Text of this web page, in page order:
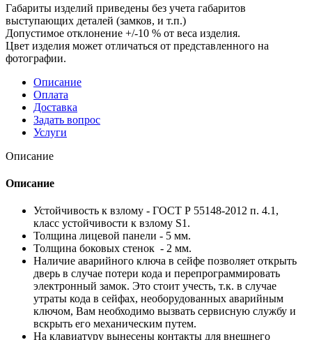
Габариты изделий приведены без учета габаритов
выступающих деталей (замков, и т.п.)
Допустимое отклонение +/-10 % от веса изделия.
Цвет изделия может отличаться от представленного на
фотографии.
Описание
Оплата
Доставка
Задать вопрос
Услуги
Описание
Описание
Устойчивость к взлому - ГОСТ Р 55148-2012 п. 4.1,
класс устойчивости к взлому S1.
Толщина лицевой панели - 5 мм.
Толщина боковых стенок - 2 мм.
Наличие аварийного ключа в сейфе позволяет открыть
дверь в случае потери кода и перепрограммировать
электронный замок. Это стоит учесть, т.к. в случае
утраты кода в сейфах, необорудованных аварийным
ключом, Вам необходимо вызвать сервисную службу и
вскрыть его механическим путем.
На клавиатуру вынесены контакты для внешнего